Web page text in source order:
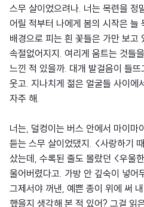
스무 살이었으려나. 너는 목련을 정
어릴 적부터 나에게 봄의 시작은 늘
배경으로 피는 흰 꽃들은 가만 보고
속절없어지지. 여리게 움트는 것들
느낀 적 있을까. 대개 발걸음이 들
웃고. 지나치게 젊은 얼굴들 사이에
자주 해.
너는, 덜컹이는 버스 안에서 마이마
듣는 스무 살이었댔지. <사랑하기
샀는데, 수록된 줄도 몰랐던 <우울
울어버렸다고. 가방 안 깊숙이 넣어
그제서야 꺼낸, 예쁜 종이 위에 써
했을지 생각해 본 적 있어? 그걸 읽